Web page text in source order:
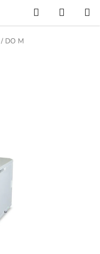
Hledat
KOŠÍK
/ DO M